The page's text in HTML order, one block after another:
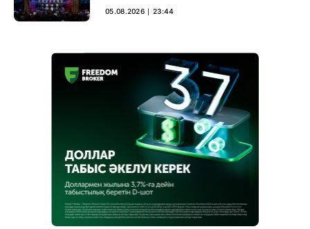
05.08.2026 ∣ 23:44